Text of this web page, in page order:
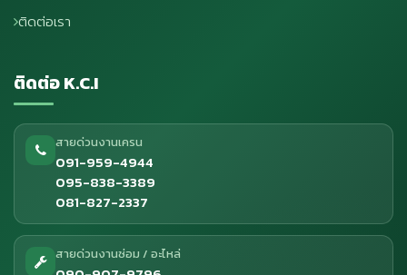
ติดต่อเรา
ติดต่อ K.C.I
สายด่วนงานเครน
091-959-4944
095-838-3389
081-827-2337
สายด่วนงานซ่อม / อะไหล่